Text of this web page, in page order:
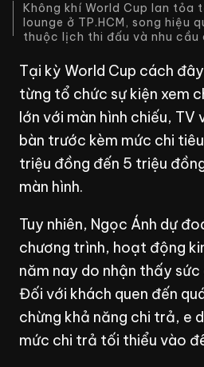
Không khí World Cup lan tỏa
lounge ở TP.HCM, song hiệu
thuộc lịch thi đấu và nhu cầu
Tại kỳ World Cup cách
từng tổ chức sự kiện xem
lớn với màn hình chiếu, TV
bàn trước kèm mức chi
triệu đồng đến 5 triệu
màn hình.
Tuy nhiên, Ngọc Ánh dự
chương trình, hoạt động
năm nay do nhận thấy sức
Đối với khách quen đến
chừng khả năng chi trả, e
mức chi trả tối thiểu vào